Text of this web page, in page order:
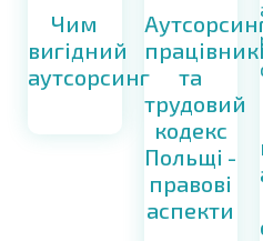
Чим
вигідний
аутсорсинг
та
трудовий
кодекс
Польщі -
правові
аспекти